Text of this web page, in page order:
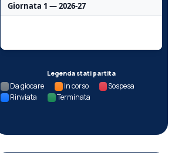
Giornata 1 — 2026-27
Legenda stati partita
Da giocare In corso
Sospesa
Rinviata
Terminata